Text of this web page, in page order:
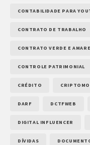
CONTABILIDADE PARA
CONTRATO DE TRABALHO
CONTRATO VERDE E
CONTROLE PATRIMONIAL
CRÉDITO
DARF DCTFWEB
DIGITAL INFLUENCER
DÍVIDAS